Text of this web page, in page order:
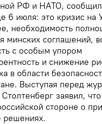
РФ и НАТО,
6 июля: это кризис на
необходимость
минских соглашений,
с особым упором
и снижение
в области
Выступая перед
заявил,
стороне о
решениях.